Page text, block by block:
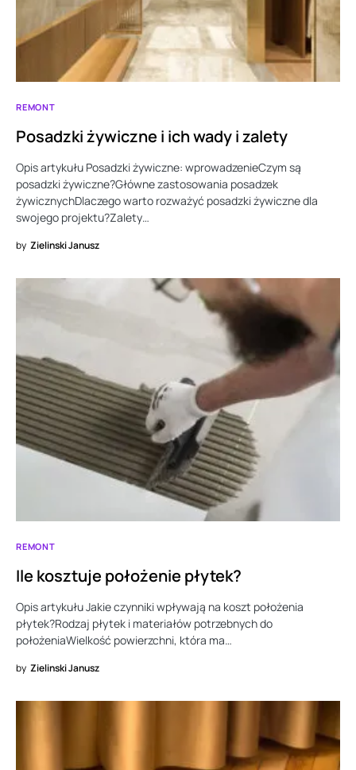
REMONT
Posadzki żywiczne i ich wady i zalety
Opis artykułu Posadzki żywiczne: wprowadzenieCzym są
posadzki żywiczne?Główne zastosowania posadzek
żywicznychDlaczego warto rozważyć posadzki żywiczne dla
swojego projektu?Zalety…
by Zielinski Janusz
REMONT
Ile kosztuje położenie płytek?
Opis artykułu Jakie czynniki wpływają na koszt położenia
płytek?Rodzaj płytek i materiałów potrzebnych do
położeniaWielkość powierzchni, która ma…
by Zielinski Janusz